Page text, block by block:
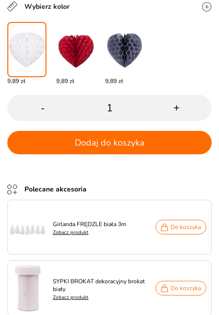
Wybierz kolor
9,89 zł 9,89 zł 9,89 zł
- +
Dodaj do koszyka
Polecane akcesoria
Girlanda FRĘDZLE biała 3m
Zobacz produkt
Do koszyka
SYPKI BROKAT dekoracyjny brokat
biały
Zobacz produkt
Do koszyka